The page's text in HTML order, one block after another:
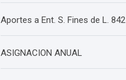
Aportes a Ent. S. Fines de L. 842
ASIGNACION ANUAL